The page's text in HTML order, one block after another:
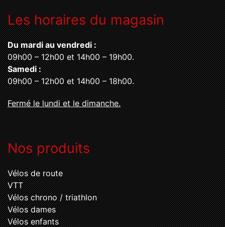
Les horaires du magasin
Du mardi au vendredi :
09h00 – 12h00 et 14h00 – 19h00.
Samedi :
09h00 – 12h00 et 14h00 – 18h00.
Fermé le lundi et le dimanche.
Nos produits
Vélos de route
VTT
Vélos chrono / triathlon
Vélos dames
Vélos enfants